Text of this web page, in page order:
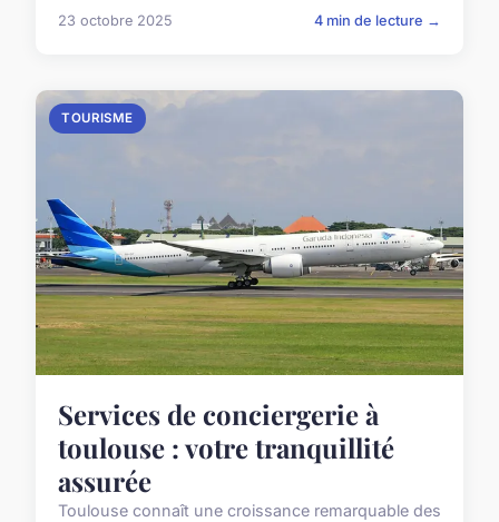
23 octobre 2025 4 min de lecture →
TOURISME
Services de conciergerie à
toulouse : votre tranquillité
assurée
Toulouse connaît une croissance remarquable des